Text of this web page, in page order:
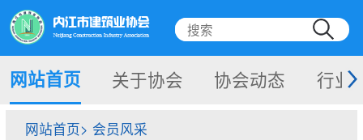
网站首页 关于协会 协会动态 行业
网站首页> 会员风采